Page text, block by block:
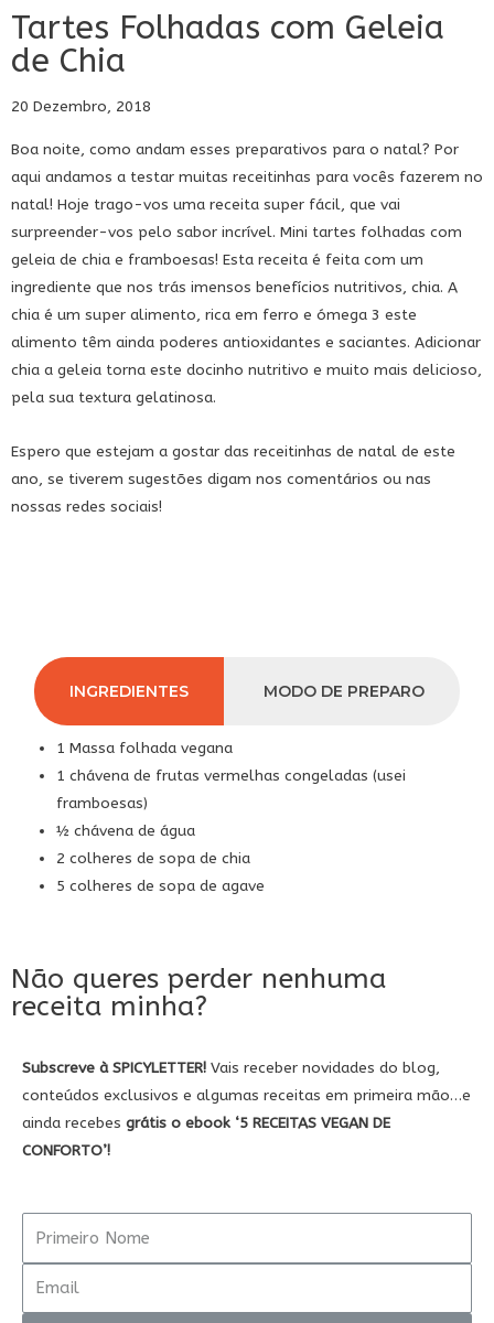
Tartes Folhadas com Geleia
de Chia
20 Dezembro, 2018
Boa noite, como andam esses preparativos para o natal? Por
aqui andamos a testar muitas receitinhas para vocês fazerem no
natal! Hoje trago-vos uma receita super fácil, que vai
surpreender-vos pelo sabor incrível. Mini tartes folhadas com
geleia de chia e framboesas! Esta receita é feita com um
ingrediente que nos trás imensos benefícios nutritivos, chia. A
chia é um super alimento, rica em ferro e ómega 3 este
alimento têm ainda poderes antioxidantes e saciantes. Adicionar
chia a geleia torna este docinho nutritivo e muito mais delicioso,
pela sua textura gelatinosa.
Espero que estejam a gostar das receitinhas de natal de este
ano, se tiverem sugestões digam nos comentários ou nas
nossas redes sociais!
INGREDIENTES MODO DE PREPARO
1 Massa folhada vegana
1 chávena de frutas vermelhas congeladas (usei
framboesas)
½ chávena de água
2 colheres de sopa de chia
5 colheres de sopa de agave
Não queres perder nenhuma
receita minha?
Subscreve à SPICYLETTER! Vais receber novidades do blog,
conteúdos exclusivos e algumas receitas em primeira mão…e
ainda recebes grátis o ebook ‘5 RECEITAS VEGAN DE
CONFORTO’!